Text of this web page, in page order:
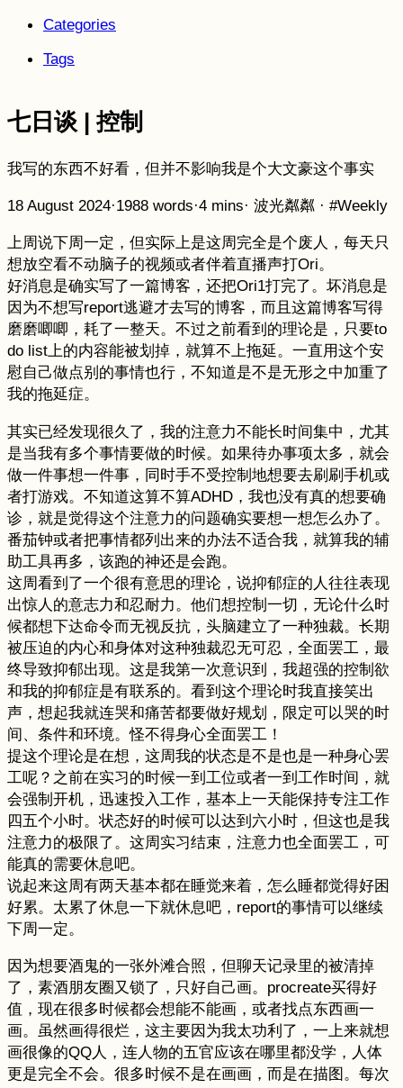
Categories
Tags
七日谈 | 控制
我写的东西不好看，但并不影响我是个大文豪这个事实
18 August 2024·1988 words·4 mins· 波光粼粼 · #Weekly
上周说下周一定，但实际上是这周完全是个废人，每天只
想放空看不动脑子的视频或者伴着直播声打Ori。
好消息是确实写了一篇博客，还把Ori1打完了。坏消息是
因为不想写report逃避才去写的博客，而且这篇博客写得
磨磨唧唧，耗了一整天。不过之前看到的理论是，只要to
do list上的内容能被划掉，就算不上拖延。一直用这个安
慰自己做点别的事情也行，不知道是不是无形之中加重了
我的拖延症。
其实已经发现很久了，我的注意力不能长时间集中，尤其
是当我有多个事情要做的时候。如果待办事项太多，就会
做一件事想一件事，同时手不受控制地想要去刷刷手机或
者打游戏。不知道这算不算ADHD，我也没有真的想要确
诊，就是觉得这个注意力的问题确实要想一想怎么办了。
番茄钟或者把事情都列出来的办法不适合我，就算我的辅
助工具再多，该跑的神还是会跑。
这周看到了一个很有意思的理论，说抑郁症的人往往表现
出惊人的意志力和忍耐力。他们想控制一切，无论什么时
候都想下达命令而无视反抗，头脑建立了一种独裁。长期
被压迫的内心和身体对这种独裁忍无可忍，全面罢工，最
终导致抑郁出现。这是我第一次意识到，我超强的控制欲
和我的抑郁症是有联系的。看到这个理论时我直接笑出
声，想起我就连哭和痛苦都要做好规划，限定可以哭的时
间、条件和环境。怪不得身心全面罢工！
提这个理论是在想，这周我的状态是不是也是一种身心罢
工呢？之前在实习的时候一到工位或者一到工作时间，就
会强制开机，迅速投入工作，基本上一天能保持专注工作
四五个小时。状态好的时候可以达到六小时，但这也是我
注意力的极限了。这周实习结束，注意力也全面罢工，可
能真的需要休息吧。
说起来这周有两天基本都在睡觉来着，怎么睡都觉得好困
好累。太累了休息一下就休息吧，report的事情可以继续
下周一定。
因为想要酒鬼的一张外滩合照，但聊天记录里的被清掉
了，素酒朋友圈又锁了，只好自己画。procreate买得好
值，现在很多时候都会想能不能画，或者找点东西画一
画。虽然画得很烂，这主要因为我太功利了，一上来就想
画很像的QQ人，连人物的五官应该在哪里都没学，人体
更是完全不会。很多时候不是在画画，而是在描图。每次